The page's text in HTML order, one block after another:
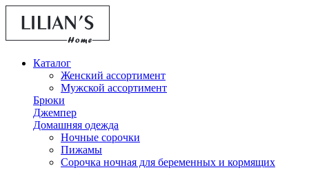
Каталог
Женский ассортимент
Мужской ассортимент
Брюки
Джемпер
Домашняя одежда
Ночные сорочки
Пижамы
Сорочка ночная для беременных и кормящих